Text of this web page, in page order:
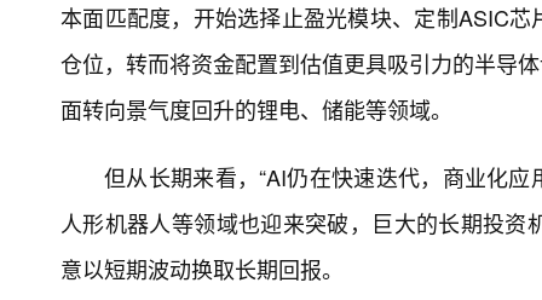
本面匹配度，开始选择止盈光模块、定制ASIC
仓位，转而将资金配置到估值更具吸引力的半导
面转向景气度回升的锂电、储能等领域。
但从长期来看，“AI仍在快速迭代，商业化
人形机器人等领域也迎来突破，巨大的长期投
意以短期波动换取长期回报。